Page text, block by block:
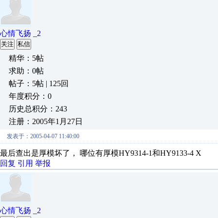
心情飞扬 _2
关注 私信
精华：5帖
求助：0帖
帖子：5帖 | 125回
年度积分：0
历史总积分：243
注册：2005年1月27日
发表于：2005-04-07 11:40:00
最后查出是厚模坏了， 哪位有厚模HY9314-1和HY9133-4 X
回复 引用 举报
心情飞扬 _2